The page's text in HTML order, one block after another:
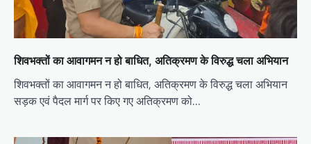
शिवभक्तों का आवागमन न हो बाधित, अतिक्रमण के विरुद्ध चला अभियान
शिवभक्तों का आवागमन न हो बाधित, अतिक्रमण के विरुद्ध चला अभियान
सड़क एवं पैदल मार्ग पर किए गए अतिक्रमण को…